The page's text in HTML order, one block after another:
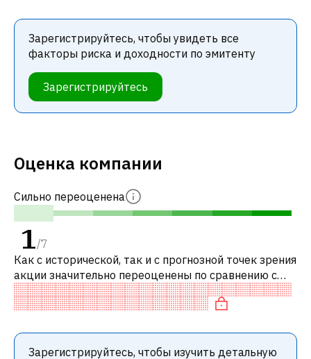
Зарегистрируйтесь, чтобы увидеть все
факторы риска и доходности по эмитенту
Зарегистрируйтесь
Оценка компании
Сильно переоценена
1/7
Как с исторической, так и с прогнозной точек зрения
акции значительно переоценены по сравнению с
аналогичными акциями. В частности, акция
переоценена по P/FCF.
Зарегистрируйтесь, чтобы изучить детальную